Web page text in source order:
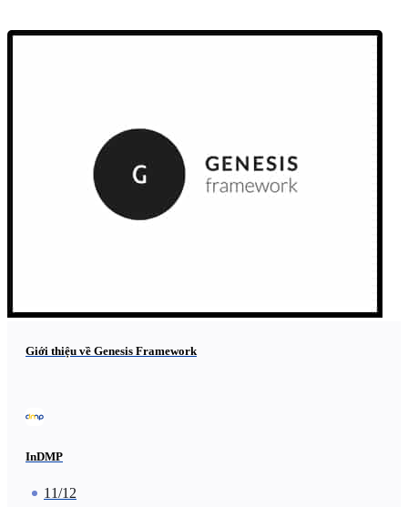
Giới thiệu về Genesis Framework
InDMP
11/12